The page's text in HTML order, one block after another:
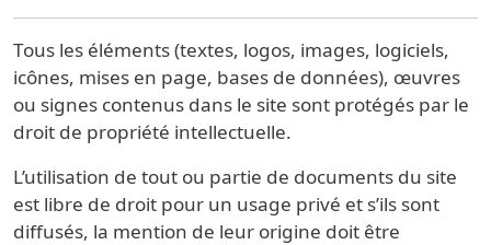
Tous les éléments (textes, logos, images, logiciels,
icônes, mises en page, bases de données), œuvres
ou signes contenus dans le site sont protégés par le
droit de propriété intellectuelle.
L’utilisation de tout ou partie de documents du site
est libre de droit pour un usage privé et s’ils sont
diffusés, la mention de leur origine doit être